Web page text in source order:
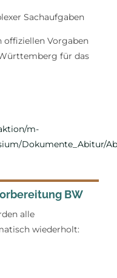
Sachaufgaben
offiziellen Vorgaben
für das
m-
Dokumente_Abitur/
BW
alle
wiederholt: